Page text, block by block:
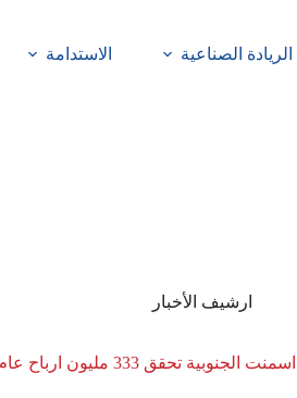
الريادة الصناعية الاستدامة
ارشيف الأخبار
اسمنت الجنوبية تحقق 333 مليون ارباح عام 1995